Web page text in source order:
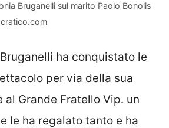
Bruganelli sul marito Paolo Bonolis
ha conquistato le
per via della sua
Grande Fratello Vip. un
le ha regalato tanto e ha